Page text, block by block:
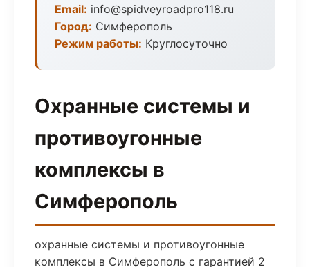
Email: info@spidveyroadpro118.ru
Город: Симферополь
Режим работы: Круглосуточно
Охранные системы и
противоугонные
комплексы в
Симферополь
охранные системы и противоугонные
комплексы в Симферополь с гарантией 2